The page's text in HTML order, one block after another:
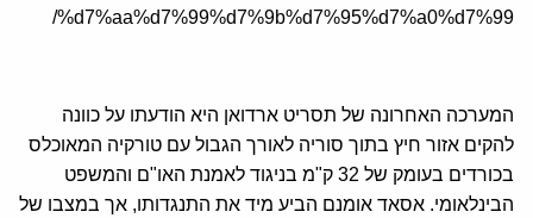
%d7%aa%d7%99%d7%9b%d7%95%d7%a0%d7%99/
המערכה האחרונה של תסריט ארדואן היא הודעתו על כוונה
להקים אזור חיץ בתוך סוריה לאורך הגבול עם טורקיה המאוכלס
בכורדים בעומק של 32 ק"מ בניגוד לאמנת האו"ם והמשפט
הבינלאומי. אסאד אומנם הביע מיד את התנגדותו, אך במצבו של